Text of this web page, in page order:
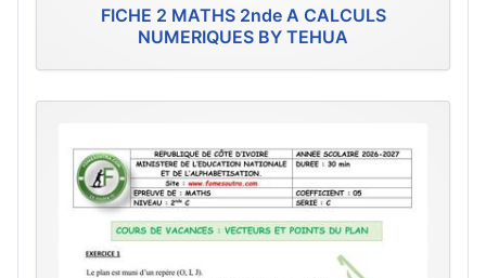
FICHE 2 MATHS 2nde A CALCULS
NUMERIQUES BY TEHUA